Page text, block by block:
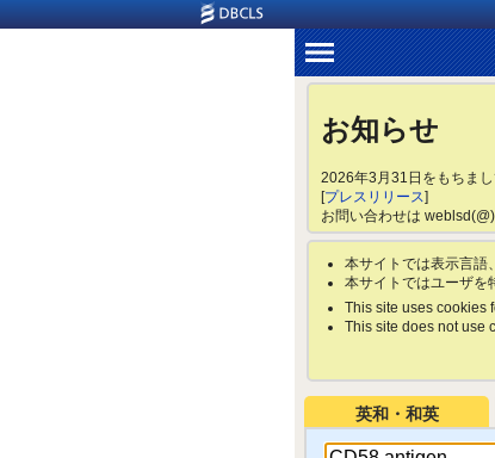
お知らせ
2026年3月31日をもちま
[プレスリリース]
お問い合わせは
本サイトでは表示言語
本サイトではユーザを
This site uses cookies
This site does not use
英和・和英